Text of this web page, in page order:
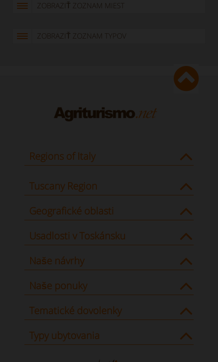
ZOBRAZIŤ ZOZNAM MIEST
ZOBRAZIŤ ZOZNAM TYPOV
Regions of Italy
Tuscany Region
Geografické oblasti
Usadlosti v Toskánsku
Naše návrhy
Naše ponuky
Tematické dovolenky
Typy ubytovania